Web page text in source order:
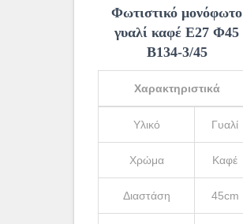
Φωτιστικό μονόφωτο
γυαλί καφέ Ε27 Φ45
Β134-3/45
Χαρακτηριστικά
Υλικό Γυαλί
Χρώμα Καφέ
Διαστάση 45cm